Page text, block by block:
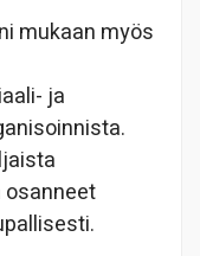
mukaan myös
ja
osanneet